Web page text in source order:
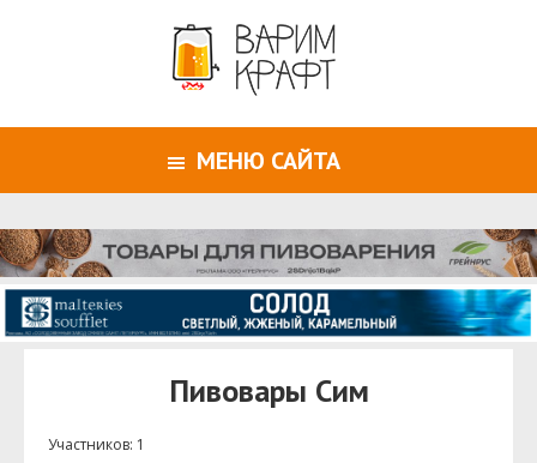
МЕНЮ САЙТА
Пивовары Сим
Участников: 1